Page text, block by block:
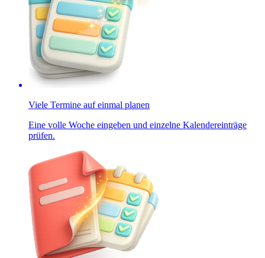
Viele Termine auf einmal planen
Eine volle Woche eingeben und einzelne Kalendereinträge
prüfen.